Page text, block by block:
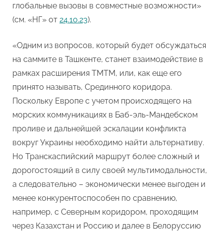
глобальные вызовы в совместные возможности»
(см. «НГ» от 24.10.23).
«Одним из вопросов, который будет обсуждаться
на саммите в Ташкенте, станет взаимодействие в
рамках расширения ТМТМ, или, как еще его
принято называть, Срединного коридора.
Поскольку Европе с учетом происходящего на
морских коммуникациях в Баб-эль-Мандебском
проливе и дальнейшей эскалации конфликта
вокруг Украины необходимо найти альтернативу.
Но Транскаспийский маршрут более сложный и
дорогостоящий в силу своей мультимодальности,
а следовательно – экономически менее выгоден и
менее конкурентоспособен по сравнению,
например, с Северным коридором, проходящим
через Казахстан и Россию и далее в Белоруссию